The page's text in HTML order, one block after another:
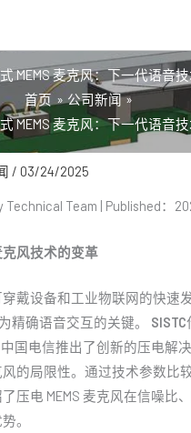
MEMS 麦克风：下一代语音
首页
公司新闻
MEMS 麦克风：下一代语音
/ 03/24/2025
Technical Team | Published：
风技术的变革
戴设备和工业物联网的快速
精确语音交互的关键。 SISTC
中国电信推出了创新的压电解
的局限性。通过技术参数比
压电 MEMS 麦克风在信噪比
。